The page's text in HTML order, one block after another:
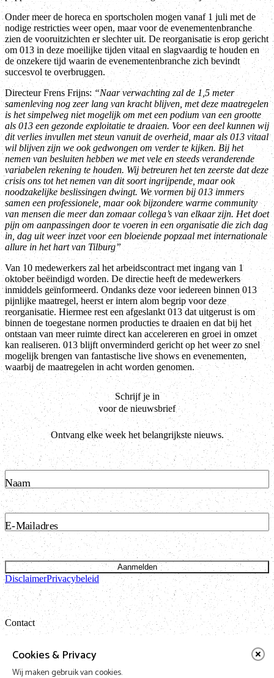
Cookies & Privacy
Wij maken gebruik van cookies.
Onder meer de horeca en sportscholen mogen vanaf 1 juli met de
nodige restricties weer open, maar voor de evenementenbranche
zien de vooruitzichten er slechter uit. De reorganisatie is erop gericht
om 013 in deze moeilijke tijden vitaal en slagvaardig te houden en
de onzekere tijd waarin de evenementenbranche zich bevindt
succesvol te overbruggen.
Directeur Frens Frijns: “Naar verwachting zal de 1,5 meter
samenleving nog zeer lang van kracht blijven, met deze maatregelen
is het simpelweg niet mogelijk om met een podium van een grootte
als 013 een gezonde exploitatie te draaien. Voor een deel kunnen wij
dit verlies invullen met steun vanuit de overheid, maar als 013 vitaal
wil blijven zijn we ook gedwongen om verder te kijken. Bij het
nemen van besluiten hebben we met vele en steeds veranderende
variabelen rekening te houden. Wij betreuren het ten zeerste dat deze
crisis ons tot het nemen van dit soort ingrijpende, maar ook
noodzakelijke beslissingen dwingt. We vormen bij 013 immers
samen een professionele, maar ook bijzondere warme community
van mensen die meer dan zomaar collega’s van elkaar zijn. Het doet
pijn om aanpassingen door te voeren in een organisatie die zich dag
in, dag uit weer inzet voor een bloeiende popzaal met internationale
allure in het hart van Tilburg”
Van 10 medewerkers zal het arbeidscontract met ingang van 1
oktober beëindigd worden. De directie heeft de medewerkers
inmiddels geïnformeerd. Ondanks deze voor iedereen binnen 013
pijnlijke maatregel, heerst er intern alom begrip voor deze
reorganisatie. Hiermee rest een afgeslankt 013 dat uitgerust is om
binnen de toegestane normen producties te draaien en dat bij het
ontstaan van meer ruimte direct kan accelereren en groei in omzet
kan realiseren. 013 blijft onverminderd gericht op het weer zo snel
mogelijk brengen van fantastische live shows en evenementen,
waarbij de maatregelen in acht worden genomen.
Schrijf je in
voor de nieuwsbrief
Ontvang elke week het belangrijkste nieuws.
Naam
E-Mailadres
Aanmelden
DisclaimerPrivacybeleid
Contact
Bataviastraat 24 unit 1.13